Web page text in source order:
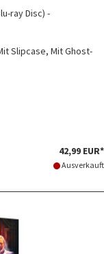
ray Disc) -
Slipcase, Mit Ghost-
42,99 EUR*
Ausverkauft